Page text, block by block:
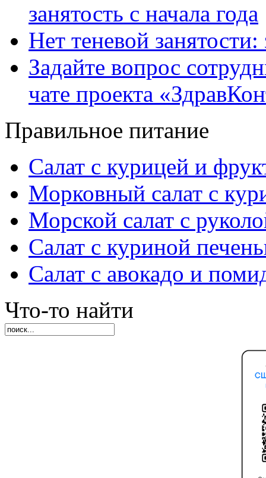
занятость с начала года
Нет теневой
Задайте вопрос
чате проекта
Правильное питание
Салат с курицей и
Морковный салат с
Морской салат с
Салат с куриной
Салат с авокадо и
Что-то найти